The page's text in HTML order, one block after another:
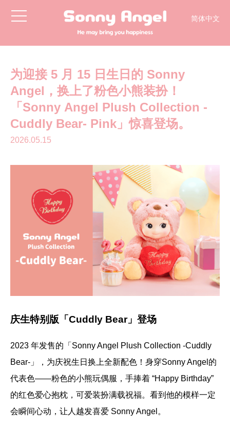
toggle
navigation
简体中文
为迎接 5 月 15 日生日的 Sonny
Angel，换上了粉色小熊装扮！
「Sonny Angel Plush Collection -
Cuddly Bear- Pink」惊喜登场。
2026.05.15
庆生特别版「Cuddly Bear」登场
2023 年发售的「Sonny Angel Plush Collection -Cuddly
Bear-」，为庆祝生日换上全新配色！身穿Sonny Angel的
代表色——粉色的小熊玩偶服，手捧着 “Happy Birthday”
的红色爱心抱枕，可爱装扮满载祝福。看到他的模样一定
会瞬间心动，让人越发喜爱 Sonny Angel。